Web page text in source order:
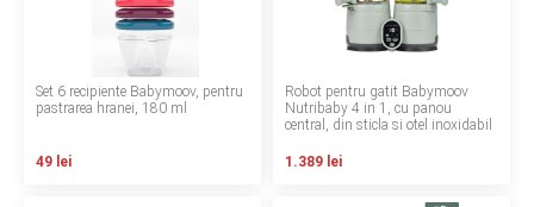
Copyright 2026 BabyMatters
Set 6 recipiente Babymoov, pentru
pastrarea hranei, 180 ml
49 lei
Robot pentru gatit Babymoov
Nutribaby 4 in 1, cu panou
central, din sticla si otel inoxidabil
1.389 lei